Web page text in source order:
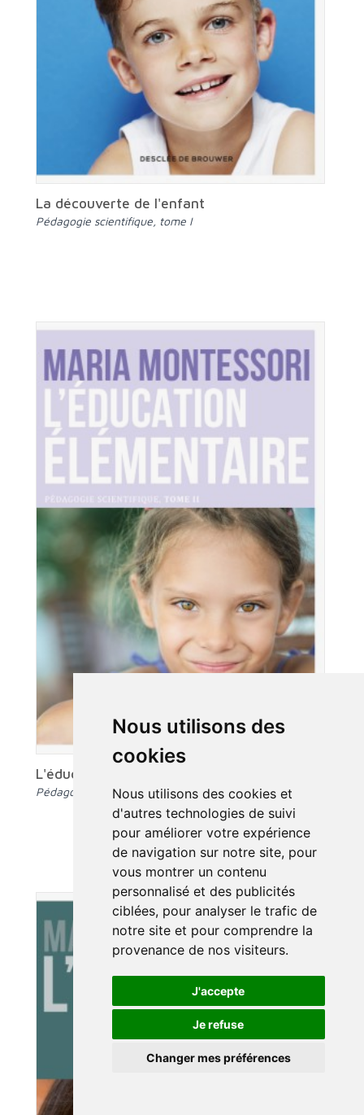
Nous utilisons des
cookies
Nous utilisons des cookies et
d'autres technologies de suivi
pour améliorer votre expérience
de navigation sur notre site, pour
vous montrer un contenu
personnalisé et des publicités
ciblées, pour analyser le trafic de
notre site et pour comprendre la
provenance de nos visiteurs.
J'accepte
Je refuse
Changer mes préférences
La découverte de l'enfant
Pédagogie scientifique, tome I
L'éducation élémentaire
Pédagogie scientifique, tome II